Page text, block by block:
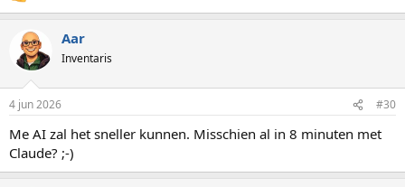
Aar
Inventaris
4 jun 2026 #30
Me AI zal het sneller kunnen. Misschien al in 8 minuten met
Claude? ;-)